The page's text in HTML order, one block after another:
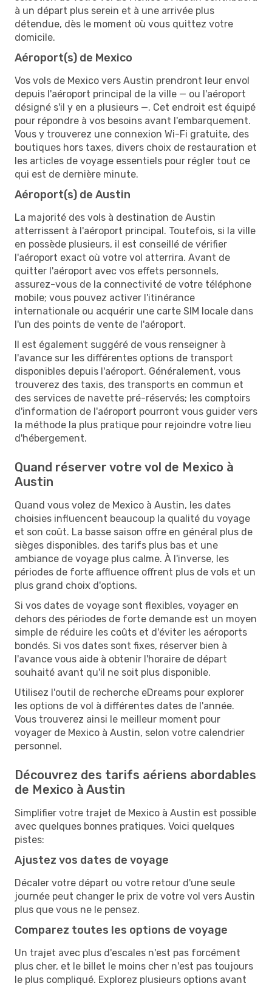
à un départ plus serein et à une arrivée plus
détendue, dès le moment où vous quittez votre
domicile.
Aéroport(s) de Mexico
Vos vols de Mexico vers Austin prendront leur envol
depuis l'aéroport principal de la ville — ou l'aéroport
désigné s'il y en a plusieurs —. Cet endroit est équipé
pour répondre à vos besoins avant l'embarquement.
Vous y trouverez une connexion Wi-Fi gratuite, des
boutiques hors taxes, divers choix de restauration et
les articles de voyage essentiels pour régler tout ce
qui est de dernière minute.
Aéroport(s) de Austin
La majorité des vols à destination de Austin
atterrissent à l'aéroport principal. Toutefois, si la ville
en possède plusieurs, il est conseillé de vérifier
l'aéroport exact où votre vol atterrira. Avant de
quitter l'aéroport avec vos effets personnels,
assurez-vous de la connectivité de votre téléphone
mobile; vous pouvez activer l'itinérance
internationale ou acquérir une carte SIM locale dans
l'un des points de vente de l'aéroport.
Il est également suggéré de vous renseigner à
l'avance sur les différentes options de transport
disponibles depuis l'aéroport. Généralement, vous
trouverez des taxis, des transports en commun et
des services de navette pré-réservés; les comptoirs
d'information de l'aéroport pourront vous guider vers
la méthode la plus pratique pour rejoindre votre lieu
d'hébergement.
Quand réserver votre vol de Mexico à
Austin
Quand vous volez de Mexico à Austin, les dates
choisies influencent beaucoup la qualité du voyage
et son coût. La basse saison offre en général plus de
sièges disponibles, des tarifs plus bas et une
ambiance de voyage plus calme. À l'inverse, les
périodes de forte affluence offrent plus de vols et un
plus grand choix d'options.
Si vos dates de voyage sont flexibles, voyager en
dehors des périodes de forte demande est un moyen
simple de réduire les coûts et d'éviter les aéroports
bondés. Si vos dates sont fixes, réserver bien à
l'avance vous aide à obtenir l'horaire de départ
souhaité avant qu'il ne soit plus disponible.
Utilisez l'outil de recherche eDreams pour explorer
les options de vol à différentes dates de l'année.
Vous trouverez ainsi le meilleur moment pour
voyager de Mexico à Austin, selon votre calendrier
personnel.
Découvrez des tarifs aériens abordables
de Mexico à Austin
Simplifier votre trajet de Mexico à Austin est possible
avec quelques bonnes pratiques. Voici quelques
pistes:
Ajustez vos dates de voyage
Décaler votre départ ou votre retour d'une seule
journée peut changer le prix de votre vol vers Austin
plus que vous ne le pensez.
Comparez toutes les options de voyage
Un trajet avec plus d'escales n'est pas forcément
plus cher, et le billet le moins cher n'est pas toujours
le plus compliqué. Explorez plusieurs options avant